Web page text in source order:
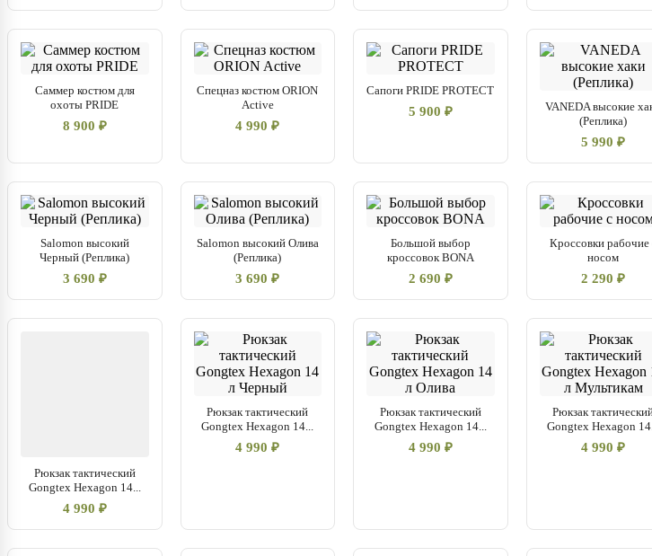
Саммер костюм для
охоты PRIDE
8 900 ₽
Спецназ костюм ORION
Active
4 990 ₽
Сапоги PRIDE PROTECT
5 900 ₽
VANEDA высокие
(Реплика)
5 990 ₽
Salomon высокий
Черный (Реплика)
3 690 ₽
Salomon высокий Олива
(Реплика)
3 690 ₽
Большой выбор
кроссовок BONA
2 690 ₽
Кроссовки рабочие
носом
2 290 ₽
Рюкзак тактический
Gongtex Hexagon 14...
4 990 ₽
Рюкзак тактический
Gongtex Hexagon 14...
4 990 ₽
Рюкзак тактический
Gongtex Hexagon 14...
4 990 ₽
Рюкзак
Gongtex Hexagon
4 990 ₽